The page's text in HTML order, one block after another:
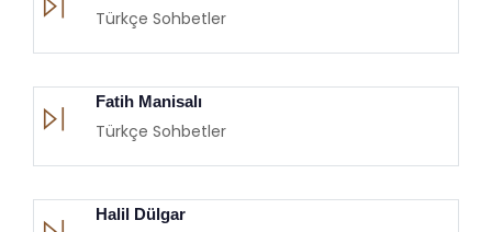
Türkçe Sohbetler
Fatih Manisalı
Türkçe Sohbetler
Halil Dülgar